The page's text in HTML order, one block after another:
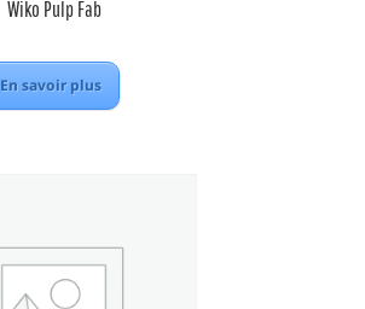
Wiko Pulp Fab
En savoir plus